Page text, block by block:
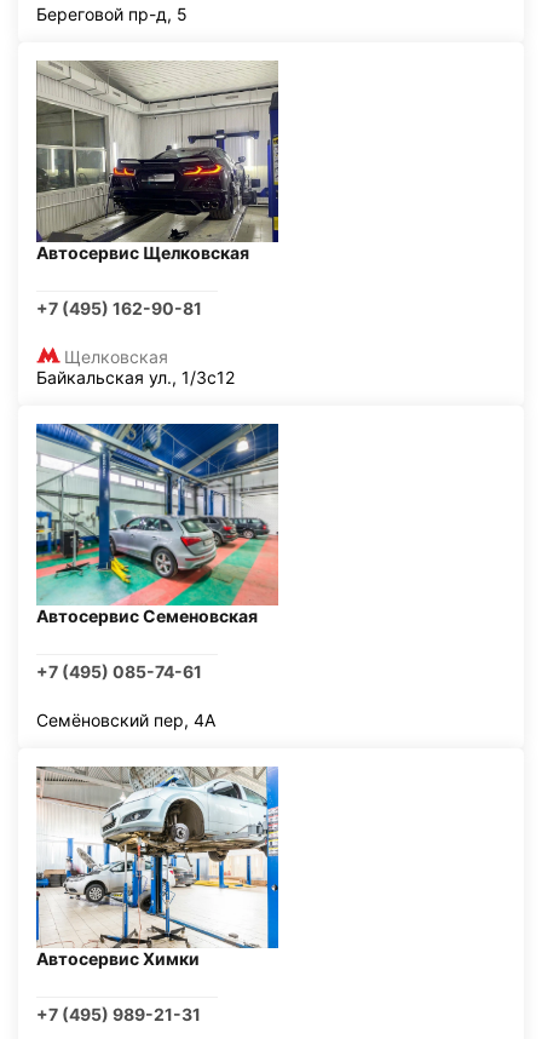
Береговой пр-д, 5
Автосервис Щелковская
+7 (495) 162-90-81
Щелковская
Байкальская ул., 1/3с12
Автосервис Семеновская
+7 (495) 085-74-61
Семёновский пер, 4А
Автосервис Химки
+7 (495) 989-21-31